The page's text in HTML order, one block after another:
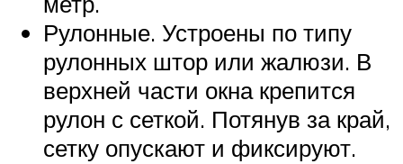
Рулонные. Устроены по типу
рулонных штор или жалюзи. В
верхней части окна крепится
рулон с сеткой. Потянув за край,
сетку опускают и фиксируют.